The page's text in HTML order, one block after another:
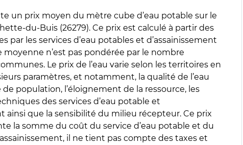
un prix moyen du mètre cube d’eau potable sur le
du-Buis (26279). Ce prix est calculé à partir des
par les services d’eau potables et d’assainissement
moyenne n’est pas pondérée par le nombre
Le prix de l’eau varie selon les territoires en
paramètres, et notamment, la qualité de l’eau
population, l’éloignement de la ressource, les
des services d’eau potable et
ainsi que la sensibilité du milieu récepteur. Ce prix
la somme du coût du service d’eau potable et du
il ne tient pas compte des taxes et